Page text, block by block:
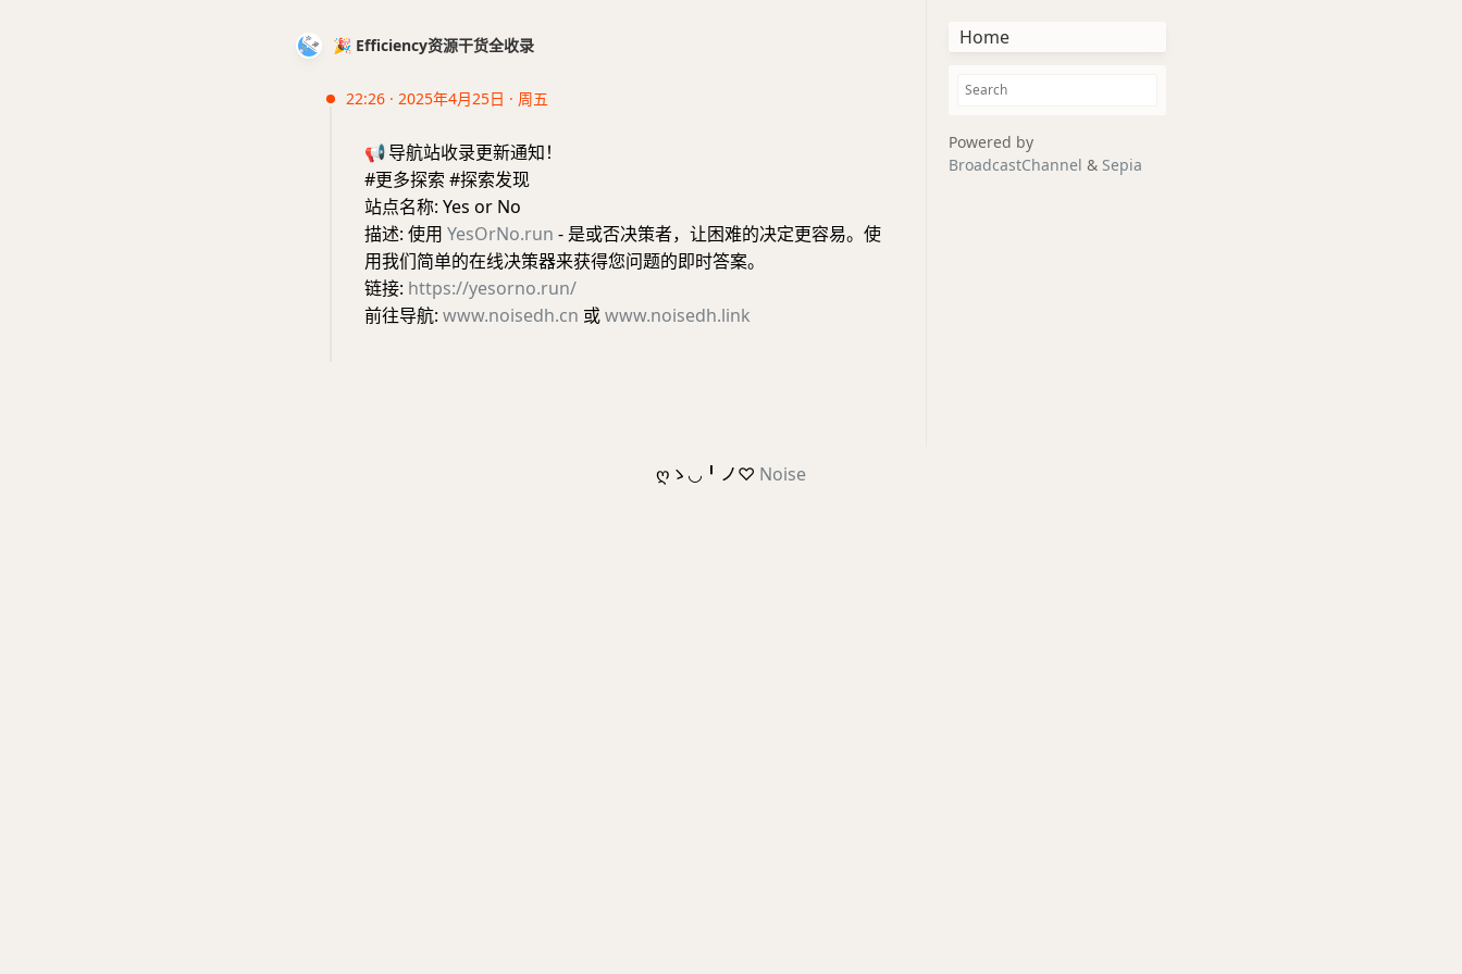
🎉 Efficiency资源干货全收录
22:26 · 2025年4月25日 · 周五
📢导航站收录更新通知！
#更多探索 #探索发现
站点名称: Yes or No
描述: 使用 YesOrNo.run - 是或否决策者，让困难的决定更容易。使
用我们简单的在线决策器来获得您问题的即时答案。
链接: https://yesorno.run/
前往导航: www.noisedh.cn 或www.noisedh.link
Home
Powered by
BroadcastChannel & Sepia
ღゝ◡╹ノ♡ Noise